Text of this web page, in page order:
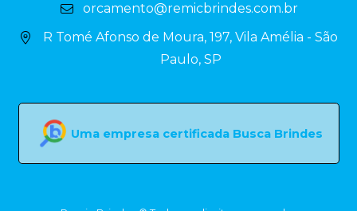
orcamento@remicbrindes.com.br
R Tomé Afonso de Moura, 197, Vila Amélia - São
Paulo, SP
Uma empresa certificada Busca Brindes